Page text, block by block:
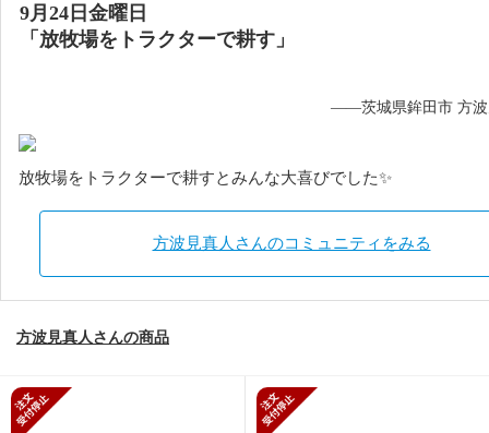
9月24日金曜日
「放牧場をトラクターで耕す」
——茨城県鉾田市 方波
放牧場をトラクターで耕すとみんな大喜びでした✨
方波見真人さんのコミュニティをみる
方波見真人さんの商品